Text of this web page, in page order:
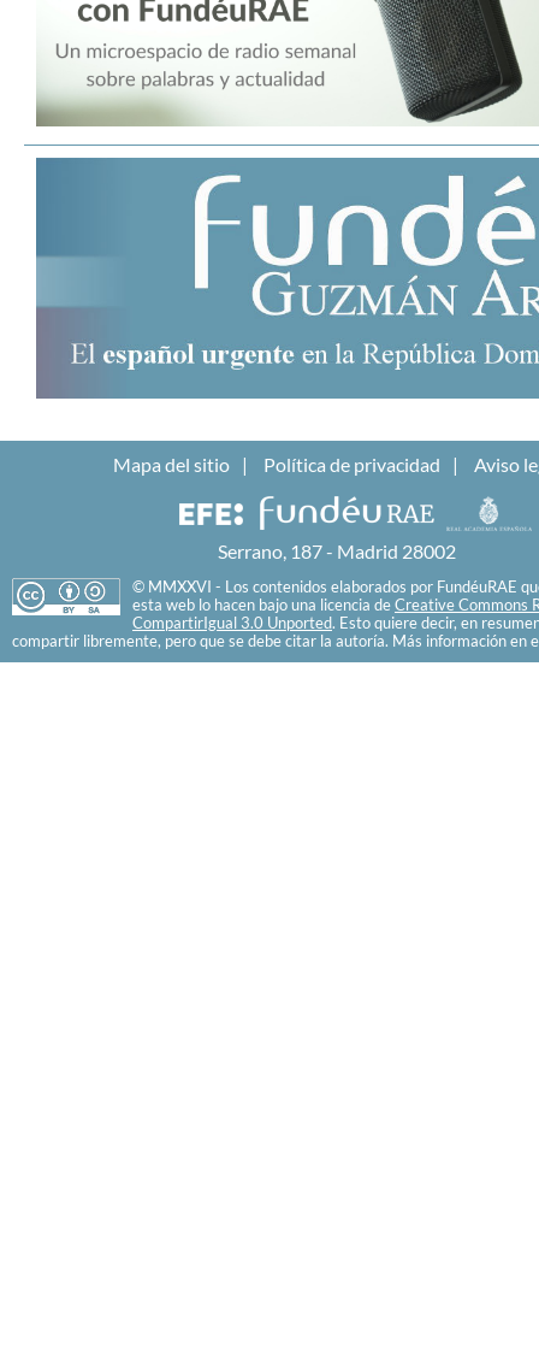
Mapa del sitio Política de privacidad Aviso
Serrano, 187 - Madrid 28002
© MMXXVI - Los contenidos elaborados por FundéuRAE
esta web lo hacen bajo una licencia de Creative Commons
CompartirIgual 3.0 Unported. Esto quiere decir, en
compartir libremente, pero que se debe citar la autoría. Más información en